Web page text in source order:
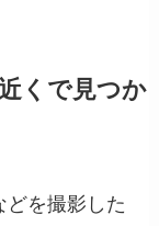
くで見つか
を撮影した